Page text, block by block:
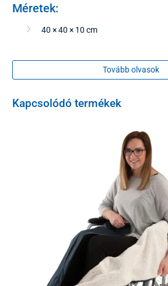
Méretek:
40 × 40 × 10 cm
Szín:
Sötétkék, fényvisszaverő szalaggal
Tovább olvasok
Kapcsolódó termékek